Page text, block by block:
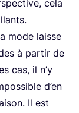
cela
mode laisse
à par­tir de
cas, il n’y
d’en
Il est